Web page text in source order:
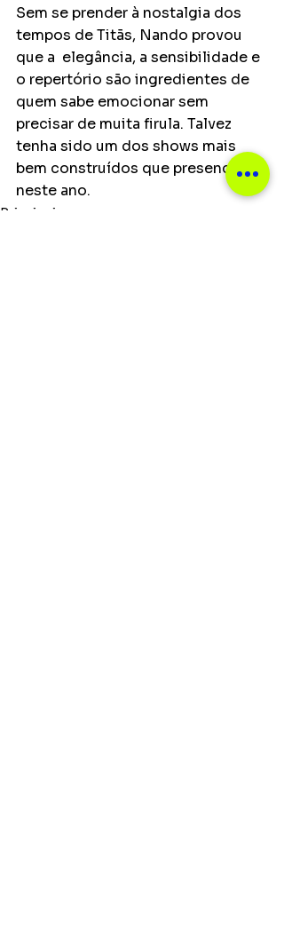
Sem se prender à nostalgia dos
tempos de Titãs, Nando provou
que a  elegância, a sensibilidade e
o repertório são ingredientes de
quem sabe emocionar sem
precisar de muita firula. Talvez
tenha sido um dos shows mais
bem construídos que presenciei
neste ano.
Principais